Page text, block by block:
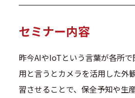
セミナー内容
昨今AIやIoTという言葉が各所
用と言うとカメラを活用した外
習させることで、保全予知や生